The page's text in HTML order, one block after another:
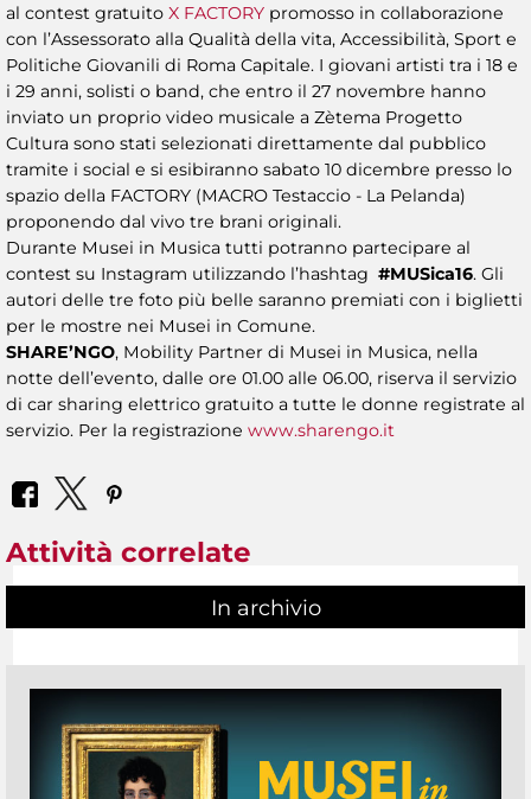
al contest gratuito X FACTORY promosso in collaborazione
con l’Assessorato alla Qualità della vita, Accessibilità, Sport e
Politiche Giovanili di Roma Capitale. I giovani artisti tra i 18 e
i 29 anni, solisti o band, che entro il 27 novembre hanno
inviato un proprio video musicale a Zètema Progetto
Cultura sono stati selezionati direttamente dal pubblico
tramite i social e si esibiranno sabato 10 dicembre presso lo
spazio della FACTORY (MACRO Testaccio - La Pelanda)
proponendo dal vivo tre brani originali.
Durante Musei in Musica tutti potranno partecipare al
contest su Instagram utilizzando l’hashtag #MUSica16. Gli
autori delle tre foto più belle saranno premiati con i biglietti
per le mostre nei Musei in Comune.
SHARE’NGO, Mobility Partner di Musei in Musica, nella
notte dell’evento, dalle ore 01.00 alle 06.00, riserva il servizio
di car sharing elettrico gratuito a tutte le donne registrate al
servizio. Per la registrazione www.sharengo.it
Attività correlate
In archivio